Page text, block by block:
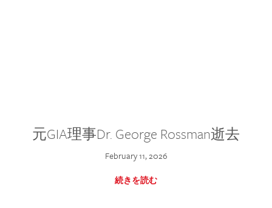
元GIA理事Dr. George Rossman逝去
February 11, 2026
続きを読む